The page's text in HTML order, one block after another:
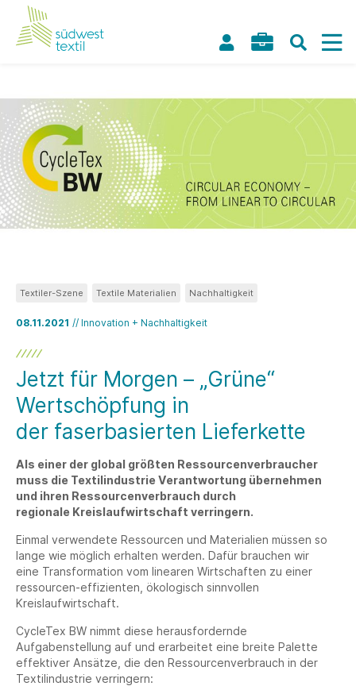
08.11.2021 // Innovation + Nachhaltigkeit
Textiler-Szene Textile Materialien Nachhaltigkeit
Jetzt für Morgen – „Grüne“
Wertschöpfung in
der faserbasierten Lieferkette
Als einer der global größten Ressourcenverbraucher
muss die Textilindustrie Verantwortung übernehmen
und ihren Ressourcenverbrauch durch
regionale Kreislaufwirtschaft verringern.
Einmal verwendete Ressourcen und Materialien müssen so
lange wie möglich erhalten werden. Dafür brauchen wir
eine Transformation vom linearen Wirtschaften zu einer
ressourcen-effizienten, ökologisch sinnvollen
Kreislaufwirtschaft.
CycleTex BW nimmt diese herausfordernde
Aufgabenstellung auf und erarbeitet eine breite Palette
effektiver Ansätze, die den Ressourcenverbrauch in der
Textilindustrie verringern: